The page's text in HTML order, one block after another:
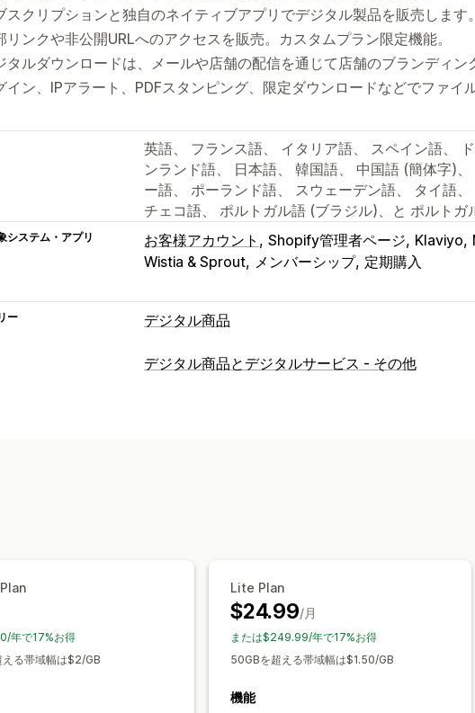
スクリプションと独自のネイティブアプリでデジタル製品を販売します。
リンクや非公開URLへのアクセスを販売。カスタムプラン限定機能。
タルダウンロードは、メールや店舗の配信を通じて店舗のブランディン
イン、IPアラート、PDFスタンピング、限定ダウンロードなどでファイ
英語、 フランス語、 イタリア語、 スペイン語、
ンランド語、 日本語、 韓国語、 中国語 (簡体字)
ー語、 ポーランド語、 スウェーデン語、 タイ語、
チェコ語、 ポルトガル語 (ブラジル)、と ポルトガ
システム・アプリ お客様アカウント Shopify管理者ページ Klaviyo
Wistia & Sprout
メンバーシップ 定期購入
ー デジタル商品
商品タイプ
デジタル商品とデジタルサービス - その他
年で17%お得
える帯域幅は$2/GB
Lite Plan
$24.99/月
または$249.99/年で17%お得
50GBを超える帯域幅は$1.50/GB
機能